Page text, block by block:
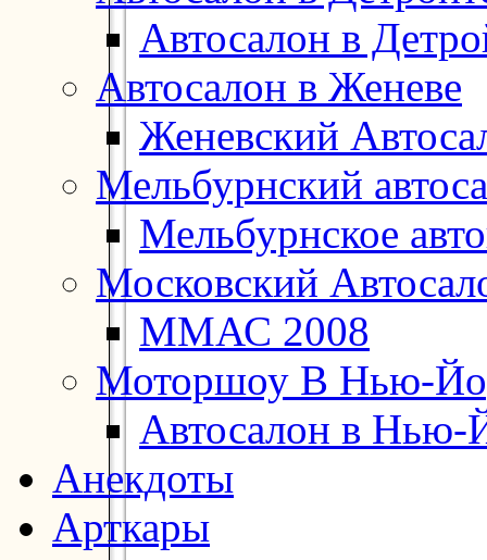
Автосалон в
Автосалон в Женеве
Женевский
Мельбурнский
Мельбурнское
Московский
ММАС 2008
Моторшоу В Нью-
Автосалон в Нью-
Анекдоты
Арткары